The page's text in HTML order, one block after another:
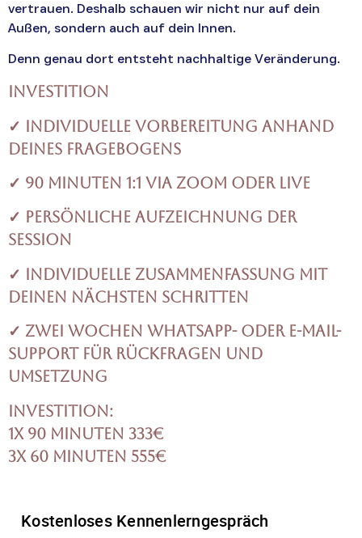
vertrauen. Deshalb schauen wir nicht nur auf dein
Außen, sondern auch auf dein Innen.
Denn genau dort entsteht nachhaltige Veränderung.
Investition
✓ Individuelle Vorbereitung anhand
deines Fragebogens
✓ 90 Minuten 1:1 via Zoom oder live
✓ Persönliche Aufzeichnung der
Session
✓ Individuelle Zusammenfassung mit
deinen nächsten Schritten
✓ Zwei Wochen WhatsApp- oder E-Mail-
Support für Rückfragen und
Umsetzung
Investition:
1x 90 Minuten 333€
3x 60 Minuten 555€